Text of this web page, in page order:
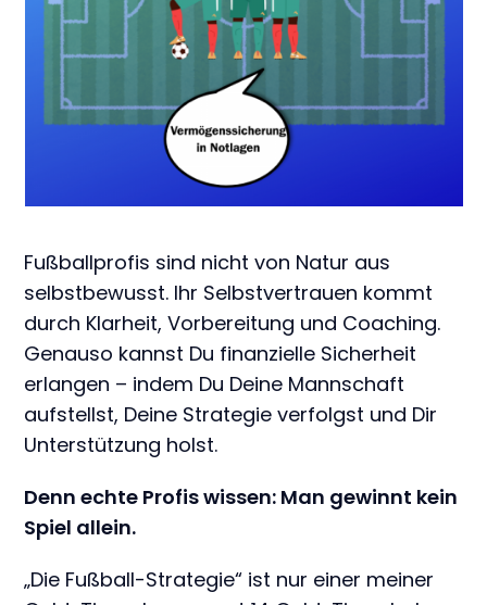
Fußballprofis sind nicht von Natur aus
selbstbewusst. Ihr Selbstvertrauen kommt
durch Klarheit, Vorbereitung und Coaching.
Genauso kannst Du finanzielle Sicherheit
erlangen – indem Du Deine Mannschaft
aufstellst, Deine Strategie verfolgst und Dir
Unterstützung holst.
Denn echte Profis wissen: Man gewinnt kein
Spiel allein.
„Die Fußball-Strategie“ ist nur einer meiner